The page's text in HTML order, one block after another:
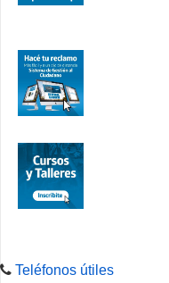
Teléfonos útiles